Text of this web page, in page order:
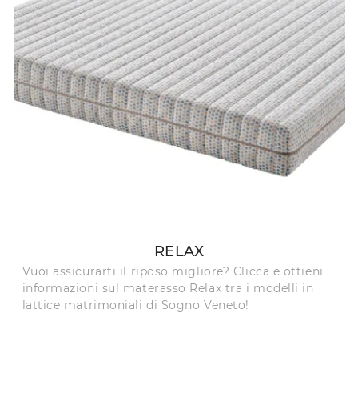
RELAX
Vuoi assicurarti il riposo migliore? Clicca e ottieni
informazioni sul materasso Relax tra i modelli in
lattice matrimoniali di Sogno Veneto!